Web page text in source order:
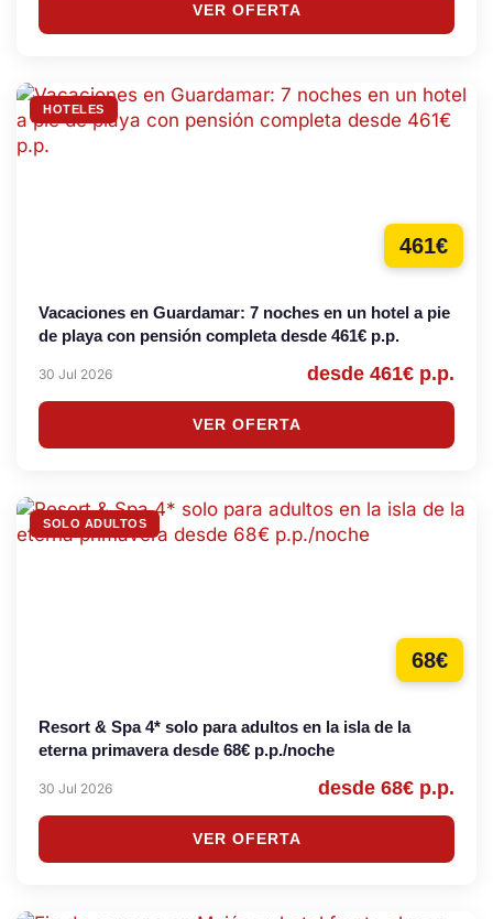
VER OFERTA
HOTELES
461€
Vacaciones en Guardamar: 7 noches en un hotel a pie
de playa con pensión completa desde 461€ p.p.
30 Jul 2026 desde 461€ p.p.
VER OFERTA
SOLO ADULTOS
68€
Resort & Spa 4* solo para adultos en la isla de la
eterna primavera desde 68€ p.p./noche
30 Jul 2026 desde 68€ p.p.
VER OFERTA